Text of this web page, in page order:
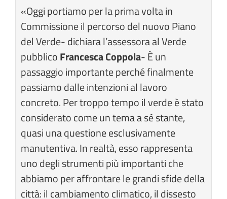
«Oggi portiamo per la prima volta in
Commissione il percorso del nuovo Piano
del Verde- dichiara l’assessora al Verde
pubblicoFrancesca Coppola- È un
passaggio importante perché finalmente
passiamo dalle intenzioni al lavoro
concreto. Per troppo tempo il verde è stato
considerato come un tema a sé stante,
quasi una questione esclusivamente
manutentiva. In realtà, esso rappresenta
uno degli strumenti più importanti che
abbiamo per affrontare le grandi sfide della
città: il cambiamento climatico, il dissesto